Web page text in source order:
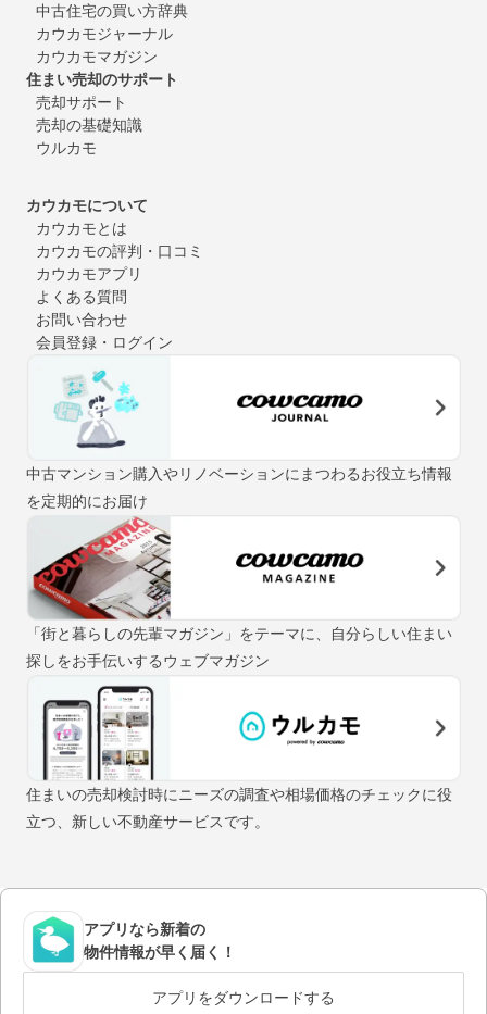
中古住宅の買い方辞典
カウカモジャーナル
カウカモマガジン
住まい売却のサポート
売却サポート
売却の基礎知識
ウルカモ
カウカモについて
カウカモとは
カウカモの評判・口コミ
カウカモアプリ
よくある質問
お問い合わせ
会員登録・ログイン
中古マンション購入やリノベーションにまつわるお役立ち情報
を定期的にお届け
「街と暮らしの先輩マガジン」をテーマに、自分らしい住まい
探しをお手伝いするウェブマガジン
住まいの売却検討時にニーズの調査や相場価格のチェックに役
立つ、新しい不動産サービスです。
アプリなら新着の
物件情報が早く届く！
アプリをダウンロードする